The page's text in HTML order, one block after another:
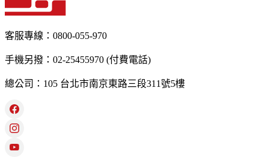
客服專線：0800-055-970
手機另撥：02-25455970 (付費電話)
總公司：105 台北市南京東路三段311號5樓